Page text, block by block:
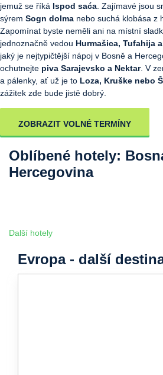
jemuž se říká Ispod saća . Zajímavé jsou
sýrem Sogn dolma nebo suchá klobása z
Zapomínat byste neměli ani na místní
jednoznačně vedou Hurmašica, Tufahija
jaký je nejtypičtější nápoj v Bosně a
ochutnejte piva Sarajevsko a Nektar. V
a pálenky, ať už je to Loza, Kruške nebo
zážitek zde bude jistě dobrý.
ZOBRAZIT VOLNÉ TERMÍNY
Oblíbené hotely:
Hercegovina
Další hotely
Evropa - další